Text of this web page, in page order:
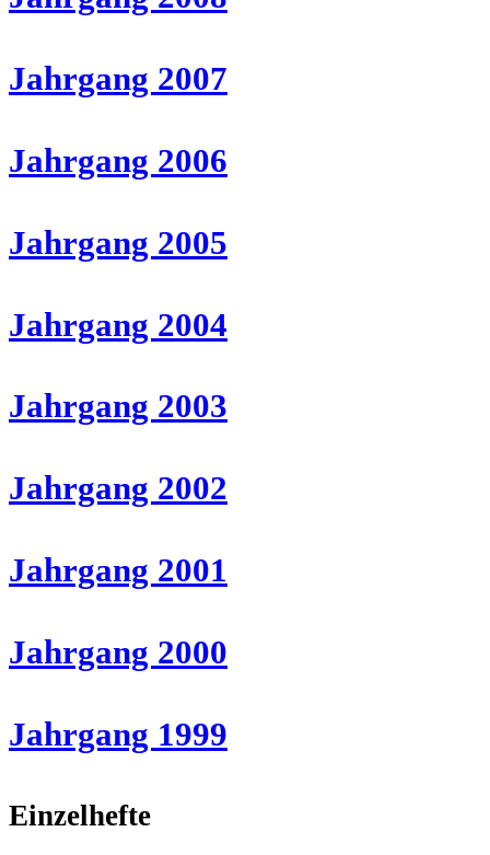
Jahrgang 2007
Jahrgang 2006
Jahrgang 2005
Jahrgang 2004
Jahrgang 2003
Jahrgang 2002
Jahrgang 2001
Jahrgang 2000
Jahrgang 1999
Einzelhefte